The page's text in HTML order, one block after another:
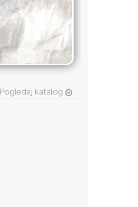
Pogledaj katalog